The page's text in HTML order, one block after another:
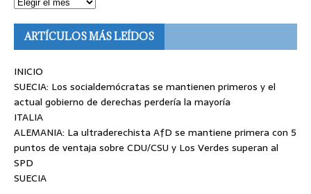
ARTÍCULOS MÁS LEÍDOS
INICIO
SUECIA: Los socialdemócratas se mantienen primeros y el
actual gobierno de derechas perdería la mayoría
ITALIA
ALEMANIA: La ultraderechista AfD se mantiene primera con 5
puntos de ventaja sobre CDU/CSU y Los Verdes superan al
SPD
SUECIA